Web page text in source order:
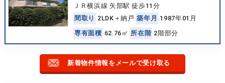
ＪＲ横浜線 矢部駅 徒歩11分
間 取 り 2LDK＋納戸 築年 月 1987年01月
専有面積 62.76㎡ 所在 階 2階部分
新着物件情報をメールで受け取る